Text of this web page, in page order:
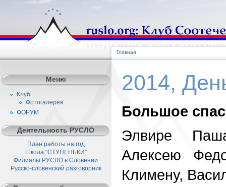
Главная
2014,
Большое
Элвире
Алексею
Климену,
Меню
Клуб
Фотогалерея
ФОРУМ
Деятельность РУСЛО
План работы на год
Школа "СТУПЕНЬКИ"
Филиалы РУСЛО в Словении
Русско-словенский разговорник